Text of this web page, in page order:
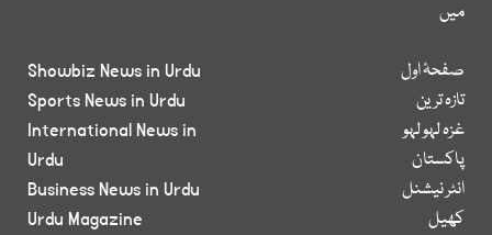
میں
صفحۂ اول
تازہ ترین
غزہ لہو لہو
پاکستان
انٹر نیشنل
کھیل
Showbiz News in Urdu
Sports News in Urdu
International News in
Urdu
Business News in Urdu
Urdu Magazine